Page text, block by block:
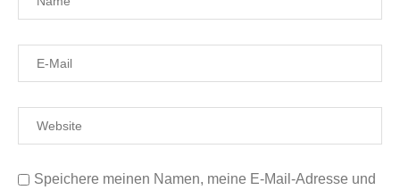
Speichere meinen Namen, meine E-Mail-Adresse und